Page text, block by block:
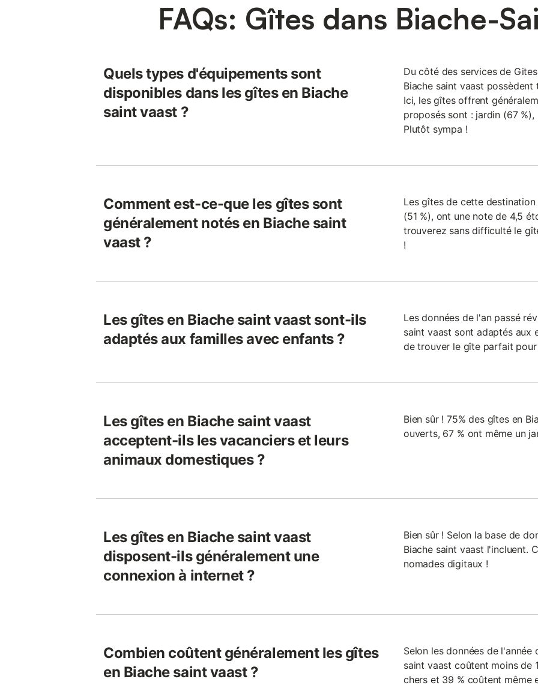
FAQs: Gîtes dans Biache-
Quels types d'équipements sont
disponibles dans les gîtes en Biache
saint vaast ?
Du côté des services de
Biache saint vaast
Ici, les gîtes offrent
proposés sont : jardin (67
Plutôt sympa !
Comment est-ce-que les gîtes sont
généralement notés en Biache saint
vaast ?
Les gîtes de cette
(51 %), ont une note de 4,5
trouverez sans difficulté le
!
Les gîtes en Biache saint vaast sont-ils
adaptés aux familles avec enfants ?
Les données de l'an passé
saint vaast sont adaptés aux
de trouver le gîte parfait
Les gîtes en Biache saint vaast
acceptent-ils les vacanciers et leurs
animaux domestiques ?
Bien sûr ! 75% des gîtes en
ouverts, 67 % ont même un
Les gîtes en Biache saint vaast
disposent-ils généralement une
connexion à internet ?
Bien sûr ! Selon la base de
Biache saint vaast l'incluent.
nomades digitaux !
Combien coûtent généralement les gîtes
en Biache saint vaast ?
Selon les données de
saint vaast coûtent moins de
chers et 39 % coûtent même